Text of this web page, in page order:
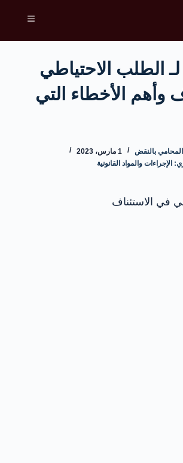
الطلب الاحتياطي
وأهم الأخطاء التي
بالنقض
1 مارس، 2023
والمواد القانونية